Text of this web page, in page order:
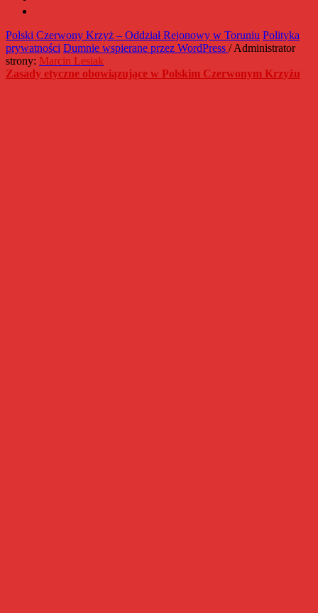
Polski Czerwony Krzyż – Oddział Rejonowy w Toruniu Polityka
prywatności Dumnie wspierane przez WordPress / Administrator
strony: Marcin Lesiak
Zasady etyczne obowiązujące w Polskim Czerwonym Krzyżu